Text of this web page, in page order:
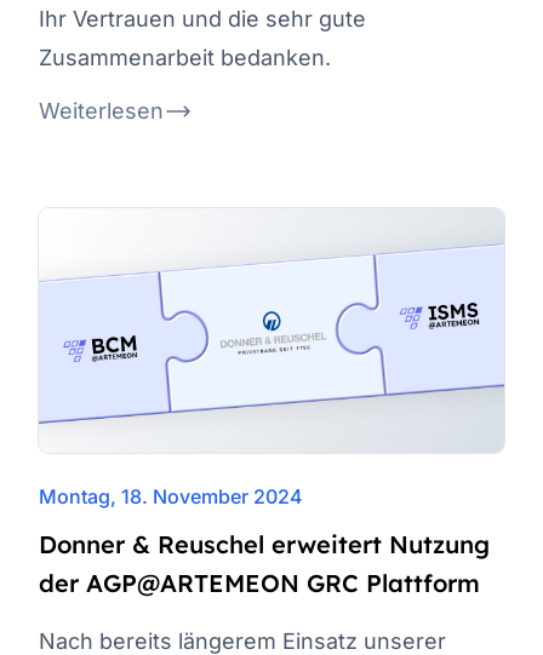
Ihr Vertrauen und die sehr gute
Zusammenarbeit bedanken.
Weiterlesen
Montag, 18. November 2024
Donner & Reuschel erweitert Nutzung
der AGP@ARTEMEON GRC Plattform
Nach bereits längerem Einsatz unserer